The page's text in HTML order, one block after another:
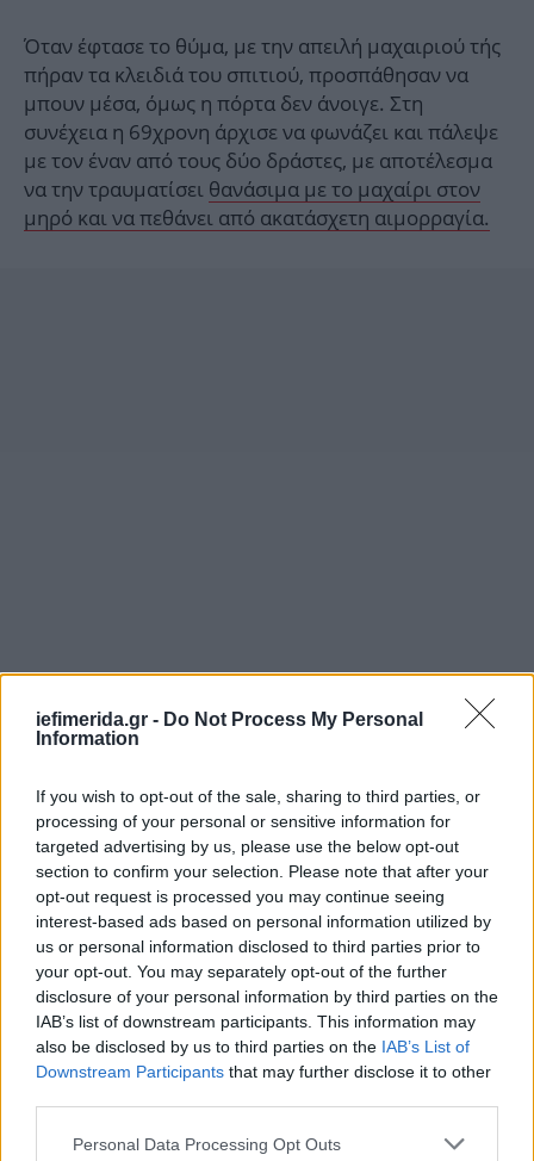
iefimerida.gr - Do Not Process My Personal
Information
If you wish to opt-out of the sale, sharing to third parties, or
processing of your personal or sensitive information for
targeted advertising by us, please use the below opt-out
section to confirm your selection. Please note that after your
opt-out request is processed you may continue seeing
interest-based ads based on personal information utilized by
us or personal information disclosed to third parties prior to
your opt-out. You may separately opt-out of the further
disclosure of your personal information by third parties on the
IAB’s list of downstream participants. This information may
also be disclosed by us to third parties on the IAB’s List of
Downstream Participants that may further disclose it to other
Please note that this website/app uses one or more Google
Personal Data Processing Opt Outs
Όταν έφτασε το θύμα, με την απειλή μαχαιριού τής
πήραν τα κλειδιά του σπιτιού, προσπάθησαν να
μπουν μέσα, όμως η πόρτα δεν άνοιγε. Στη
συνέχεια η 69χρονη άρχισε να φωνάζει και πάλεψε
με τον έναν από τους δύο δράστες, με αποτέλεσμα
να την τραυματίσει θανάσιμα με το μαχαίρι στον
μηρό και να πεθάνει από ακατάσχετη αιμορραγία.
Οι δύο δράστες φέρεται να έφυγαν από εκεί πεζή,